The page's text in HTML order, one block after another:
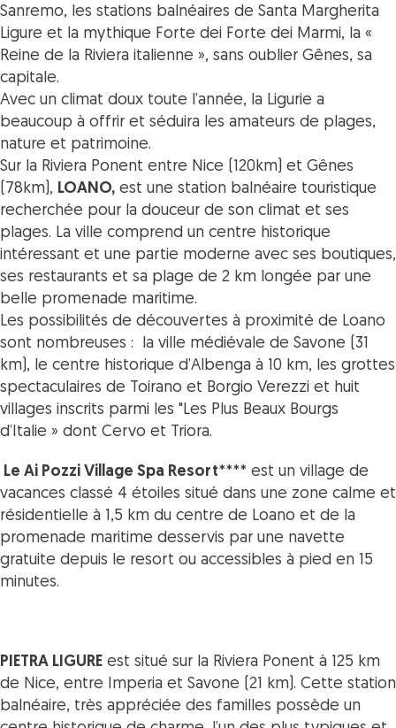
Sanremo, les stations balnéaires de Santa Margherita
Ligure et la mythique Forte dei Forte dei Marmi, la «
Reine de la Riviera italienne », sans oublier Gênes, sa
capitale.
Avec un climat doux toute l’année, la Ligurie a
beaucoup à offrir et séduira les amateurs de plages,
nature et patrimoine.
Sur la Riviera Ponent entre Nice (120km) et Gênes
(78km), LOANO, est une station balnéaire touristique
recherchée pour la douceur de son climat et ses
plages. La ville comprend un centre historique
intéressant et une partie moderne avec ses boutiques,
ses restaurants et sa plage de 2 km longée par une
belle promenade maritime.
Les possibilités de découvertes à proximité de Loano
sont nombreuses : la ville médiévale de Savone (31
km), le centre historique d’Albenga à 10 km, les grottes
spectaculaires de Toirano et Borgio Verezzi et huit
villages inscrits parmi les "Les Plus Beaux Bourgs
d’Italie » dont Cervo et Triora.
Le Ai Pozzi Village Spa Resort**** est un village de
vacances classé 4 étoiles situé dans une zone calme et
résidentielle à 1,5 km du centre de Loano et de la
promenade maritime desservis par une navette
gratuite depuis le resort ou accessibles à pied en 15
minutes.
PIETRA LIGURE est situé sur la Riviera Ponent à 125 km
de Nice, entre Imperia et Savone (21 km). Cette station
balnéaire, très appréciée des familles possède un